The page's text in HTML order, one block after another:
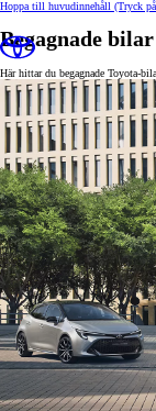
Hoppa till huvudinnehåll (Tryck
Begagnade bilar
Här hittar du begagnade Toyota-